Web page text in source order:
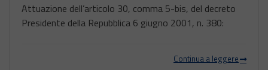
Attuazione dell’articolo 30, comma 5-bis, del decreto
Presidente della Repubblica 6 giugno 2001, n. 380:
Continua a leggere